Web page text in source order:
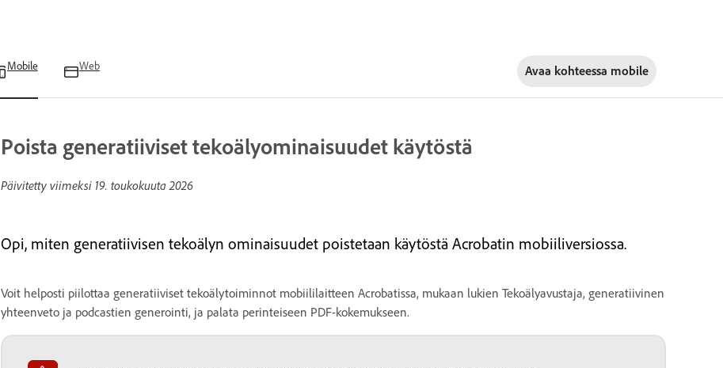
Mobile Web Avaa kohteessa mobile
Poista generatiiviset tekoälyominaisuudet käytöstä
Päivitetty viimeksi 19. toukokuuta 2026
Opi, miten generatiivisen tekoälyn ominaisuudet poistetaan käytöstä Acrobatin mobiiliversiossa.
Voit helposti piilottaa generatiiviset tekoälytoiminnot mobiililaitteen Acrobatissa, mukaan lukien Tekoälyavustaja, generatiivinen
yhteenveto ja podcastien generointi, ja palata perinteiseen PDF-kokemukseen.